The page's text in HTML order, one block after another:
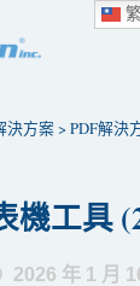
決方案>PDF解決
機工具
2026 年 1 月